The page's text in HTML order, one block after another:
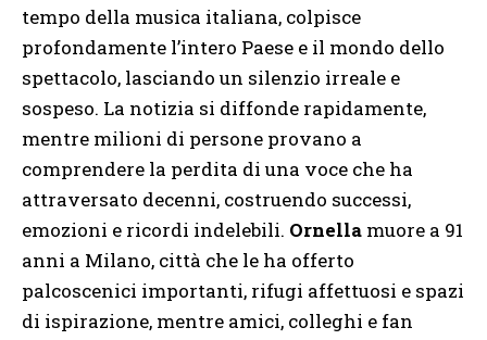
tempo della musica italiana, colpisce
profondamente l’intero Paese e il mondo dello
spettacolo, lasciando un silenzio irreale e
sospeso. La notizia si diffonde rapidamente,
mentre milioni di persone provano a
comprendere la perdita di una voce che ha
attraversato decenni, costruendo successi,
emozioni e ricordi indelebili. Ornella muore a 91
anni a Milano, città che le ha offerto
palcoscenici importanti, rifugi affettuosi e spazi
di ispirazione, mentre amici, colleghi e fan